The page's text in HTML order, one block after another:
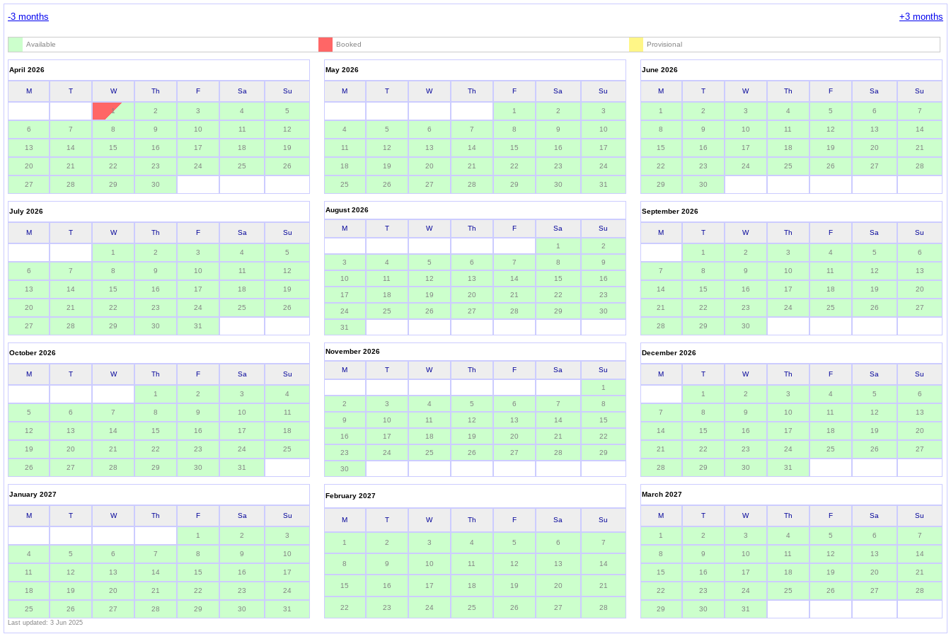
-3 months +3 months
Available Booked Provisional
April 2026
M T W Th F Sa Su
1 2 3 4 5
6 7 8 9 10 11 12
13 14 15 16 17 18 19
20 21 22 23 24 25 26
27 28 29 30
May 2026
M T W Th F Sa Su
1 2 3
4 5 6 7 8 9 10
11 12 13 14 15 16 17
18 19 20 21 22 23 24
25 26 27 28 29 30 31
June 2026
M T W Th F Sa Su
1 2 3 4 5 6 7
8 9 10 11 12 13 14
15 16 17 18 19 20 21
22 23 24 25 26 27 28
29 30
July 2026
M T W Th F Sa Su
1 2 3 4 5
6 7 8 9 10 11 12
13 14 15 16 17 18 19
20 21 22 23 24 25 26
27 28 29 30 31
August 2026
M T W Th F Sa Su
1 2
3 4 5 6 7 8 9
10 11 12 13 14 15 16
17 18 19 20 21 22 23
24 25 26 27 28 29 30
31
September 2026
M T W Th F Sa Su
1 2 3 4 5 6
7 8 9 10 11 12 13
14 15 16 17 18 19 20
21 22 23 24 25 26 27
28 29 30
October 2026
M T W Th F Sa Su
1 2 3 4
5 6 7 8 9 10 11
12 13 14 15 16 17 18
19 20 21 22 23 24 25
26 27 28 29 30 31
November 2026
M T W Th F Sa Su
1
2 3 4 5 6 7 8
9 10 11 12 13 14 15
16 17 18 19 20 21 22
23 24 25 26 27 28 29
30
December 2026
M T W Th F Sa Su
1 2 3 4 5 6
7 8 9 10 11 12 13
14 15 16 17 18 19 20
21 22 23 24 25 26 27
28 29 30 31
January 2027
M T W Th F Sa Su
1 2 3
4 5 6 7 8 9 10
11 12 13 14 15 16 17
18 19 20 21 22 23 24
25 26 27 28 29 30 31
February 2027
M T W Th F Sa Su
1 2 3 4 5 6 7
8 9 10 11 12 13 14
15 16 17 18 19 20 21
22 23 24 25 26 27 28
March 2027
M T W Th F Sa Su
1 2 3 4 5 6 7
8 9 10 11 12 13 14
15 16 17 18 19 20 21
22 23 24 25 26 27 28
29 30 31
Last updated: 3 Jun 2025